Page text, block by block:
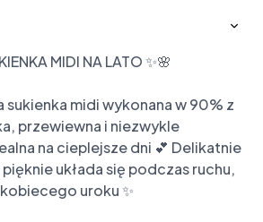
MIDI NA LATO ✨🌸
sukienka midi wykonana w 90% z
przewiewna i niezwykle
na cieplejsze dni 💕 Delikatnie
układa się podczas ruchu,
uroku ✨